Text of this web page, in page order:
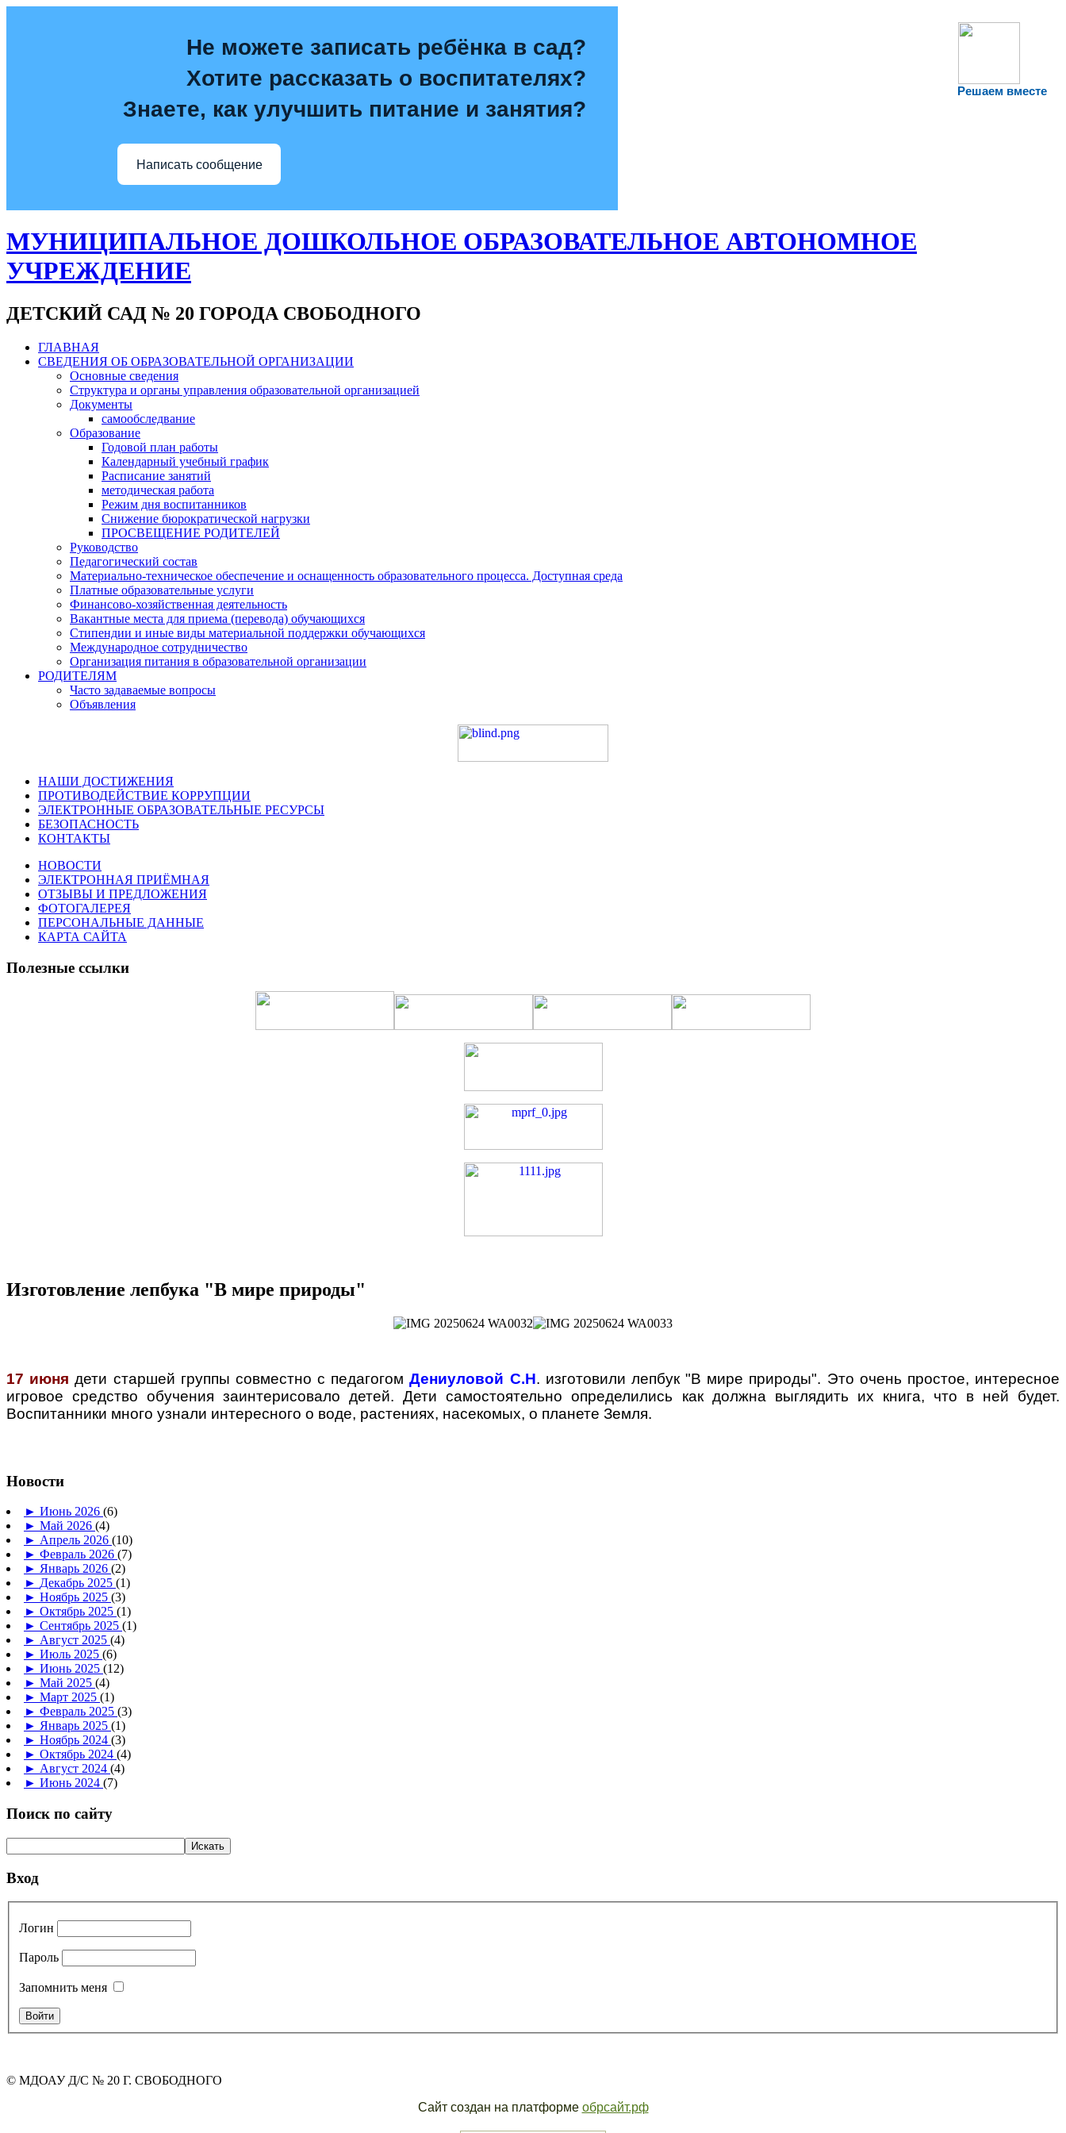
Решаем вместе
Не можете записать ребёнка в сад?
Хотите рассказать о воспитателях?
Знаете, как улучшить питание и занятия?
Написать сообщение
МУНИЦИПАЛЬНОЕ ДОШКОЛЬНОЕ ОБРАЗОВАТЕЛЬНОЕ АВТОНОМНОЕ
УЧРЕЖДЕНИЕ
ДЕТСКИЙ САД № 20 ГОРОДА СВОБОДНОГО
ГЛАВНАЯ
СВЕДЕНИЯ ОБ ОБРАЗОВАТЕЛЬНОЙ ОРГАНИЗАЦИИ
Основные сведения
Структура и органы управления образовательной организацией
Документы
самообследвание
Образование
Годовой план работы
Календарный учебный график
Расписание занятий
методическая работа
Режим дня воспитанников
Снижение бюрократической нагрузки
ПРОСВЕЩЕНИЕ РОДИТЕЛЕЙ
Руководство
Педагогический состав
Материально-техническое обеспечение и оснащенность образовательного процесса. Доступная среда
Платные образовательные услуги
Финансово-хозяйственная деятельность
Вакантные места для приема (перевода) обучающихся
Стипендии и иные виды материальной поддержки обучающихся
Международное сотрудничество
Организация питания в образовательной организации
РОДИТЕЛЯМ
Часто задаваемые вопросы
Объявления
НАШИ ДОСТИЖЕНИЯ
ПРОТИВОДЕЙСТВИЕ КОРРУПЦИИ
ЭЛЕКТРОННЫЕ ОБРАЗОВАТЕЛЬНЫЕ РЕСУРСЫ
БЕЗОПАСНОСТЬ
КОНТАКТЫ
НОВОСТИ
ЭЛЕКТРОННАЯ ПРИЁМНАЯ
ОТЗЫВЫ И ПРЕДЛОЖЕНИЯ
ФОТОГАЛЕРЕЯ
ПЕРСОНАЛЬНЫЕ ДАННЫЕ
КАРТА САЙТА
Полезные ссылки
Изготовление лепбука "В мире природы"
17 июня дети старшей группы совместно с педагогомДениуловой С.Н. изготовили лепбук "В мире природы". Это очень простое, интересное
игровое средство обучения заинтерисовало детей. Дети самостоятельно определились как должна выглядить их книга, что в ней будет.
Воспитанники много узнали интересного о воде, растениях, насекомых, о планете Земля.
Новости
► Июнь 2026 (6)
► Май 2026 (4)
► Апрель 2026 (10)
► Февраль 2026 (7)
► Январь 2026 (2)
► Декабрь 2025 (1)
► Ноябрь 2025 (3)
► Октябрь 2025 (1)
► Сентябрь 2025 (1)
► Август 2025 (4)
► Июль 2025 (6)
► Июнь 2025 (12)
► Май 2025 (4)
► Март 2025 (1)
► Февраль 2025 (3)
► Январь 2025 (1)
► Ноябрь 2024 (3)
► Октябрь 2024 (4)
► Август 2024 (4)
► Июнь 2024 (7)
Поиск по сайту
Вход
Логин
Пароль
Запомнить меня
© МДОАУ Д/С № 20 Г. СВОБОДНОГО
Сайт создан на платформе обрсайт.рф